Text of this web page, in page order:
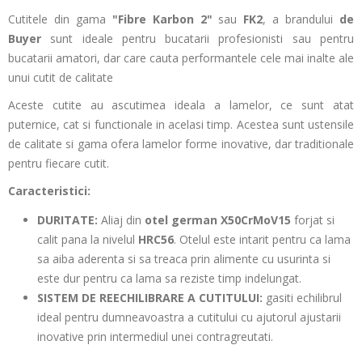
Cutitele din gama "Fibre Karbon 2" sau FK2, a brandului de
Buyer sunt ideale pentru bucatarii profesionisti sau pentru
bucatarii amatori, dar care cauta performantele cele mai inalte ale
unui cutit de calitate
Aceste cutite au ascutimea ideala a lamelor, ce sunt atat
puternice, cat si functionale in acelasi timp. Acestea sunt ustensile
de calitate si gama ofera lamelor forme inovative, dar traditionale
pentru fiecare cutit.
Caracteristici:
DURITATE: Aliaj din otel german X50CrMoV15 forjat si
calit pana la nivelul HRC56. Otelul este intarit pentru ca lama
sa aiba aderenta si sa treaca prin alimente cu usurinta si
este dur pentru ca lama sa reziste timp indelungat.
SISTEM DE REECHILIBRARE A CUTITULUI: gasiti echilibrul
ideal pentru dumneavoastra a cutitului cu ajutorul ajustarii
inovative prin intermediul unei contragreutati.